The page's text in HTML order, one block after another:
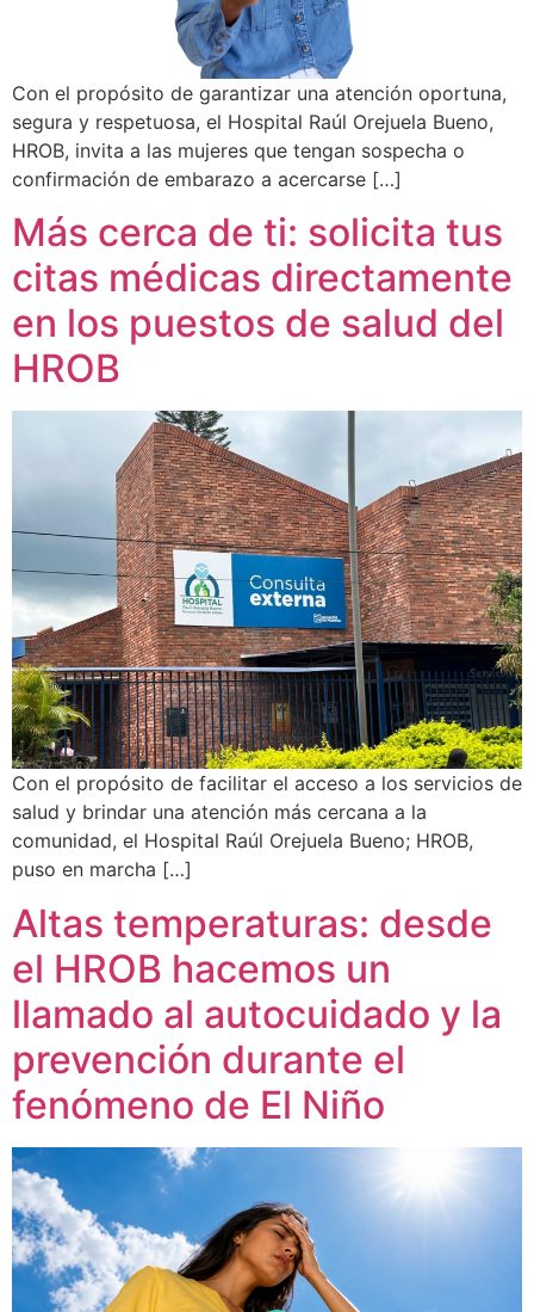
Con el propósito de garantizar una atención oportuna,
segura y respetuosa, el Hospital Raúl Orejuela Bueno,
HROB, invita a las mujeres que tengan sospecha o
confirmación de embarazo a acercarse […]
Más cerca de ti: solicita tus
citas médicas directamente
en los puestos de salud del
HROB
Con el propósito de facilitar el acceso a los servicios de
salud y brindar una atención más cercana a la
comunidad, el Hospital Raúl Orejuela Bueno; HROB,
puso en marcha […]
Altas temperaturas: desde
el HROB hacemos un
llamado al autocuidado y la
prevención durante el
fenómeno de El Niño